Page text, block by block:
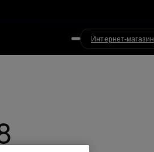
Интернет-магазин